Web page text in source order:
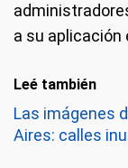
a su aplicación
Leé también
Las imágenes
Aires: calles